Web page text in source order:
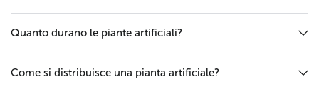
Quanto durano le piante artificiali?
Come si distribuisce una pianta artificiale?